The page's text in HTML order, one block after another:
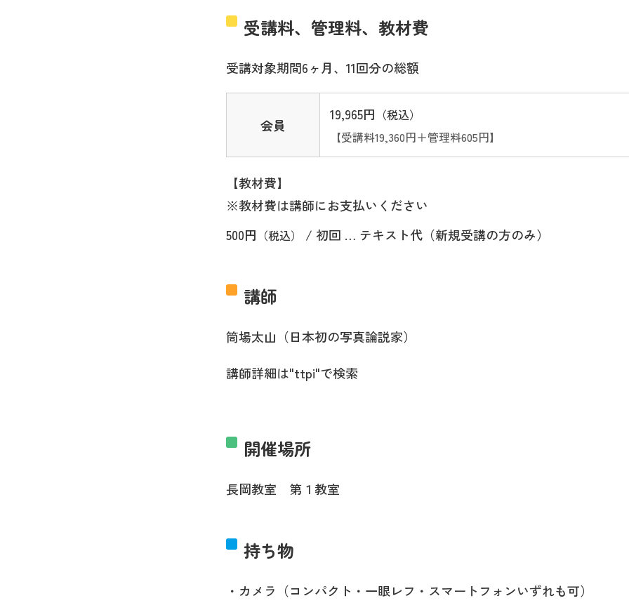
受講料、管理料、教材費
受講対象期間6ヶ月、11回分の総額
会員
19,965円 （税込）
【受講料19,360円＋管理料605円】
【教材費】
※教材費は講師にお支払いください
500円 （税込） / 初回 … テキスト代（新規受講の方のみ）
講師
筒場太山（日本初の写真論説家）
講師詳細は"ttpi"で検索
開催場所
長岡教室 第１教室
持ち物
・カメラ（コンパクト・一眼レフ・スマートフォンいずれも可）